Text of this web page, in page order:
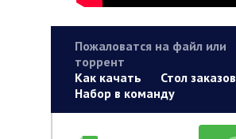
Пожаловатся на файл или
торрент
Как качать
Стол заказов
Набор в команду